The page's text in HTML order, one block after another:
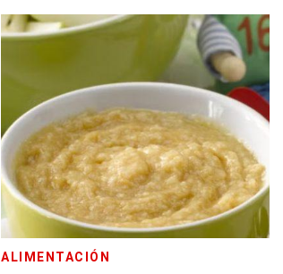
ALIMENTACIÓN